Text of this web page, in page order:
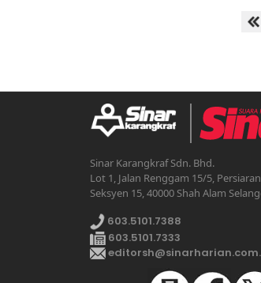
Sinar Karangkraf Sdn. Bhd.
Lot 1, Jalan Renggam 15/5,
Seksyen 15, 40000 Shah Alam
603.5101.7388
603.5101.7333